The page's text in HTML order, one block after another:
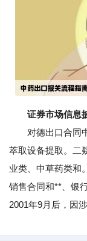
证券市场信息
对德出口合同中
萃取设备提取。二
业类、中草药类和
销售合同和**、银
2001年9月后，因